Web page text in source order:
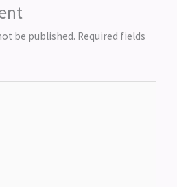
be published. Required fields